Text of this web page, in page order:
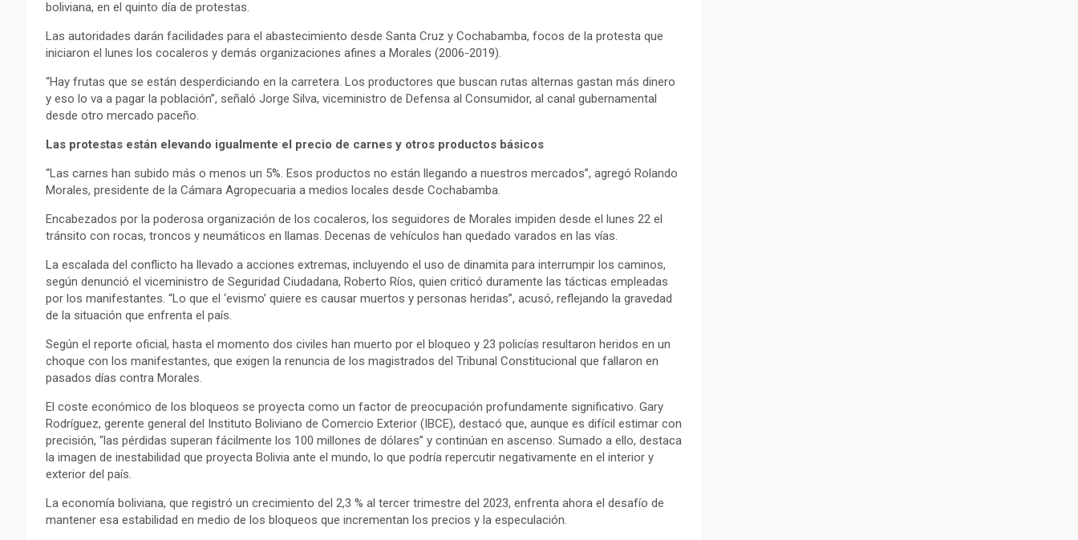
boliviana, en el quinto día de protestas.
Las autoridades darán facilidades para el abastecimiento desde Santa Cruz y Cochabamba, focos de la protesta que
iniciaron el lunes los cocaleros y demás organizaciones afines a Morales (2006-2019).
“Hay frutas que se están desperdiciando en la carretera. Los productores que buscan rutas alternas gastan más dinero
y eso lo va a pagar la población”, señaló Jorge Silva, viceministro de Defensa al Consumidor, al canal gubernamental
desde otro mercado paceño.
Las protestas están elevando igualmente el precio de carnes y otros productos básicos
“Las carnes han subido más o menos un 5%. Esos productos no están llegando a nuestros mercados”, agregó Rolando
Morales, presidente de la Cámara Agropecuaria a medios locales desde Cochabamba.
Encabezados por la poderosa organización de los cocaleros, los seguidores de Morales impiden desde el lunes 22 el
tránsito con rocas, troncos y neumáticos en llamas. Decenas de vehículos han quedado varados en las vías.
La escalada del conflicto ha llevado a acciones extremas, incluyendo el uso de dinamita para interrumpir los caminos,
según denunció el viceministro de Seguridad Ciudadana, Roberto Ríos, quien criticó duramente las tácticas empleadas
por los manifestantes. “Lo que el ‘evismo’ quiere es causar muertos y personas heridas”, acusó, reflejando la gravedad
de la situación que enfrenta el país.
Según el reporte oficial, hasta el momento dos civiles han muerto por el bloqueo y 23 policías resultaron heridos en un
choque con los manifestantes, que exigen la renuncia de los magistrados del Tribunal Constitucional que fallaron en
pasados días contra Morales.
El coste económico de los bloqueos se proyecta como un factor de preocupación profundamente significativo. Gary
Rodríguez, gerente general del Instituto Boliviano de Comercio Exterior (IBCE), destacó que, aunque es difícil estimar con
precisión, “las pérdidas superan fácilmente los 100 millones de dólares” y continúan en ascenso. Sumado a ello, destaca
la imagen de inestabilidad que proyecta Bolivia ante el mundo, lo que podría repercutir negativamente en el interior y
exterior del país.
La economía boliviana, que registró un crecimiento del 2,3 % al tercer trimestre del 2023, enfrenta ahora el desafío de
mantener esa estabilidad en medio de los bloqueos que incrementan los precios y la especulación.